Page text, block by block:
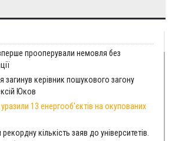
прооперували немовля без
загинув керівник пошукового загону
Юков
13 енергооб'єктів на окупованих
кількість заяв до університетів.